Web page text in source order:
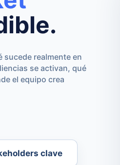
sucede realmente en
se activan, qué
el equipo crea
clave